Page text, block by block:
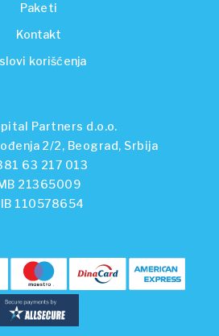
Paketi
Kontakt
korišćenja
Partners d.o.o.
2/2, Beograd, Srbija
63 217 013
21365009
110578654